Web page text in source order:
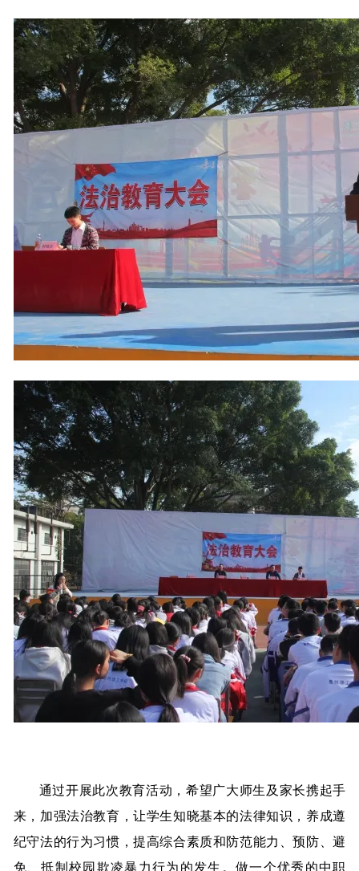
通过开展此次教育活动，希望广大师生及家长携起手
来，加强法治教育，让学生知晓基本的法律知识，养成遵
纪守法的行为习惯，提高综合素质和防范能力、预防、避
免、抵制校园欺凌暴力行为的发生。做一个优秀的中职